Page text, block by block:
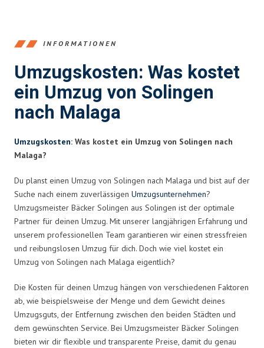
INFORMATIONEN
Umzugskosten: Was kostet
ein Umzug von Solingen
nach Malaga
Umzugskosten: Was kostet ein Umzug von Solingen nach
Malaga?
Du planst einen Umzug von Solingen nach Malaga und bist auf der
Suche nach einem zuverlässigen Umzugsunternehmen?
Umzugsmeister Bäcker Solingen aus Solingen ist der optimale
Partner für deinen Umzug. Mit unserer langjährigen Erfahrung und
unserem professionellen Team garantieren wir einen stressfreien
und reibungslosen Umzug für dich. Doch wie viel kostet ein
Umzug von Solingen nach Malaga eigentlich?
Die Kosten für deinen Umzug hängen von verschiedenen Faktoren
ab, wie beispielsweise der Menge und dem Gewicht deines
Umzugsguts, der Entfernung zwischen den beiden Städten und
dem gewünschten Service. Bei Umzugsmeister Bäcker Solingen
bieten wir dir flexible und transparente Preise, damit du genau